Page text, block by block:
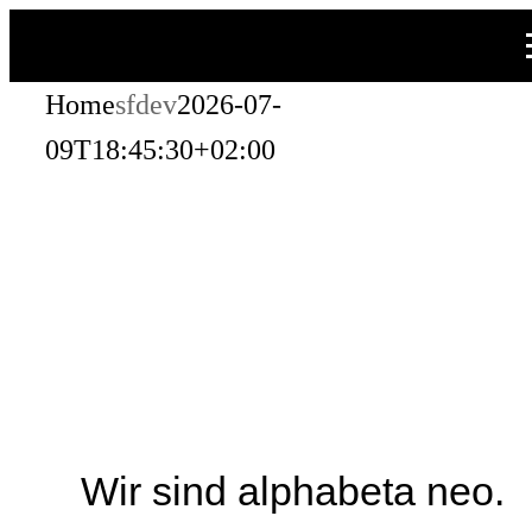
Inhalt
springen
Homesfdev2026-07-
09T18:45:30+02:00
Wir sind alphabeta neo.